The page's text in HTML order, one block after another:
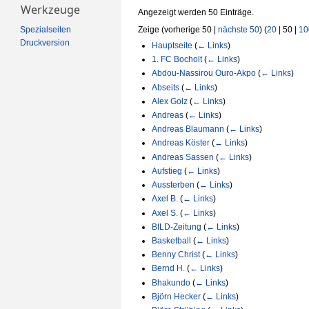
Angezeigt werden 50 Einträge.
Zeige (vorherige 50 nächste 50) (20 50
Hauptseite (← Links)
1. FC Bocholt (← Links)
Abdou-Nassirou Ouro-Akpo (← Links)
Abseits (← Links)
Alex Golz (← Links)
Andreas (← Links)
Andreas Blaumann (← Links)
Andreas Köster (← Links)
Andreas Sassen (← Links)
Aufstieg (← Links)
Aussterben (← Links)
Axel B. (← Links)
Axel S. (← Links)
BILD-Zeitung (← Links)
Basketball
(← Links)
Benny Christ (← Links)
Bernd H. (← Links)
Bhakundo (← Links)
Björn Hecker (← Links)
Werkzeuge
Spezialseiten
Druckversion